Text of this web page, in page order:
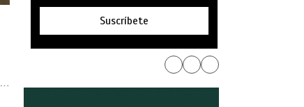
Suscríbete